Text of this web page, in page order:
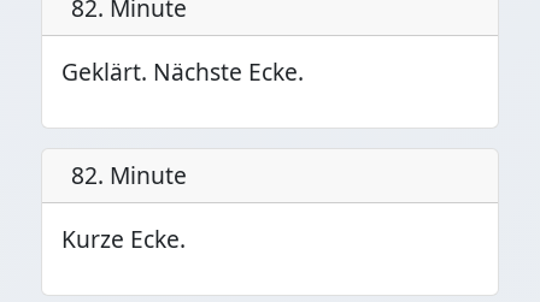
82. Minute
Geklärt. Nächste Ecke.
82. Minute
Kurze Ecke.